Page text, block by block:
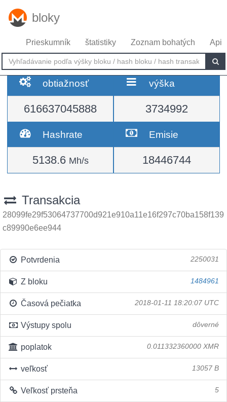
bloky
Prieskumník štatistiky Zoznam bohatých Api
obtiažnosť
616637045888
výška
3734992
Hashrate
5138.6 Mh/s
Emisie
18446744
Transakcia
28099fe29f53064737700d921e910a11e16f297c70ba158f139
c89990e6ee944
Potvrdenia 2250031
Z bloku 1484961
Časová pečiatka 2018-01-11 18:20:07 UTC
Výstupy spolu dôverné
poplatok 0.011332360000 XMR
veľkosť 13057 B
Veľkosť prsteňa 5